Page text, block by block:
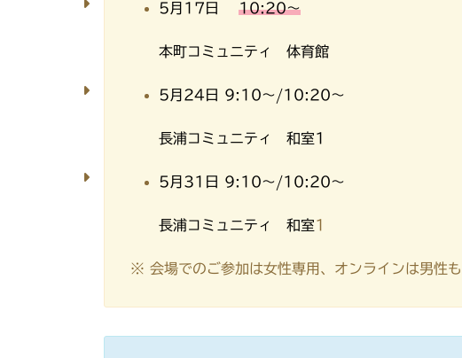
5月17日 10:20～
本町コミュニティ 体育館
5月24日 9:10～/10:20～
長浦コミュニティ 和室1
5月31日 9:10～/10:20～
長浦コミュニティ 和室1
※ 会場でのご参加は女性専用、オンラインは男性